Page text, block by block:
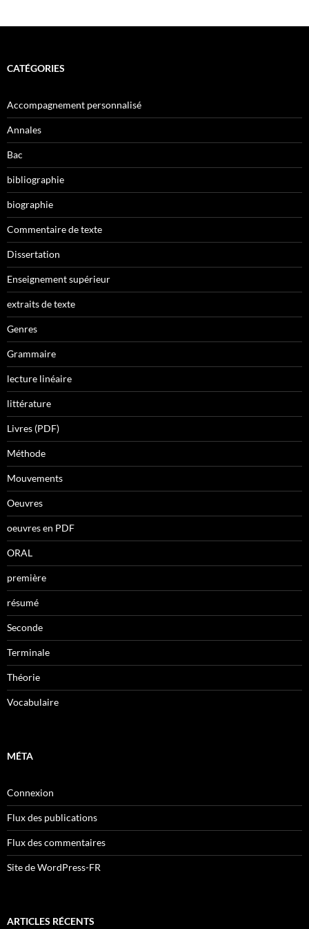
CATÉGORIES
Accompagnement personnalisé
Annales
Bac
bibliographie
biographie
Commentaire de texte
Dissertation
Enseignement supérieur
extraits de texte
Genres
Grammaire
lecture linéaire
littérature
Livres (PDF)
Méthode
Mouvements
Oeuvres
oeuvres en PDF
ORAL
première
résumé
Seconde
Terminale
Théorie
Vocabulaire
MÉTA
Connexion
Flux des publications
Flux des commentaires
Site de WordPress-FR
ARTICLES RÉCENTS